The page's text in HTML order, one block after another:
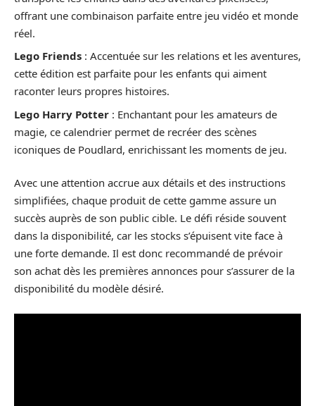
offrant une combinaison parfaite entre jeu vidéo et monde
réel.
Lego Friends : Accentuée sur les relations et les aventures,
cette édition est parfaite pour les enfants qui aiment
raconter leurs propres histoires.
Lego Harry Potter : Enchantant pour les amateurs de
magie, ce calendrier permet de recréer des scènes
iconiques de Poudlard, enrichissant les moments de jeu.
Avec une attention accrue aux détails et des instructions
simplifiées, chaque produit de cette gamme assure un
succès auprès de son public cible. Le défi réside souvent
dans la disponibilité, car les stocks s’épuisent vite face à
une forte demande. Il est donc recommandé de prévoir
son achat dès les premières annonces pour s’assurer de la
disponibilité du modèle désiré.